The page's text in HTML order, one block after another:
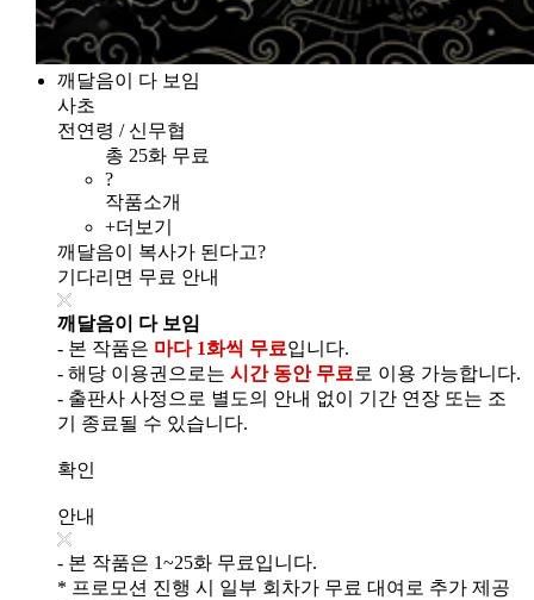
깨달음이 다 보임
사초
전연령 / 신무협
총 25화 무료
?
작품소개
+더보기
깨달음이 복사가 된다고?
기다리면 무료 안내
깨달음이 다 보임
- 본 작품은 마다 1화씩 무료입니다.
- 해당 이용권으로는 시간 동안 무료 로 이용 가능합니다.
- 출판사 사정으로 별도의 안내 없이 기간 연장 또는 조
기 종료될 수 있습니다.
확인
안내
- 본 작품은 1~25화 무료입니다.
* 프로모션 진행 시 일부 회차가 무료 대여로 추가 제공